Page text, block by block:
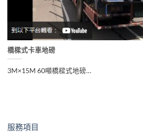
服務項目
橋樑式卡車地磅
3M×15M 60噸橋樑式地磅…